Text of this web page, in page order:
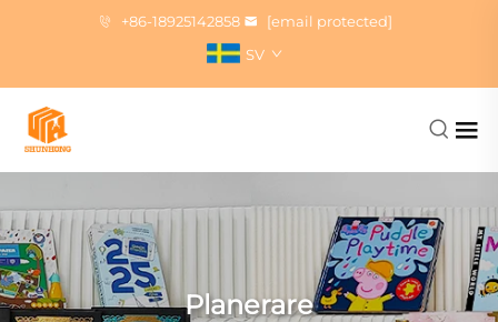
+86-18925142858
[email protected]
SV
Planerare